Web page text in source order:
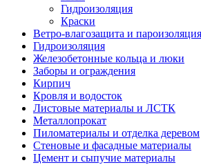
Гидроизоляция
Краски
Ветро-влагозащита и пароизоляция
Гидроизоляция
Железобетонные кольца и люки
Заборы и ограждения
Кирпич
Кровля и водосток
Листовые материалы и ЛСТК
Металлопрокат
Пиломатериалы и отделка деревом
Стеновые и фасадные материалы
Цемент и сыпучие материалы